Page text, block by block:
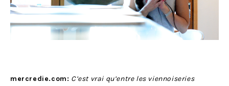
mercredie.com: C’est vrai qu’entre les viennoiseries